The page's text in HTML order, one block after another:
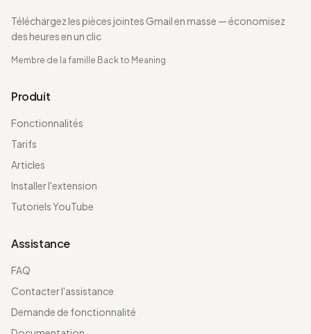
Téléchargez les pièces jointes Gmail en masse — économisez
des heures en un clic
Membre de la famille Back to Meaning
Produit
Fonctionnalités
Tarifs
Articles
Installer l'extension
Tutoriels YouTube
Assistance
FAQ
Contacter l'assistance
Demande de fonctionnalité